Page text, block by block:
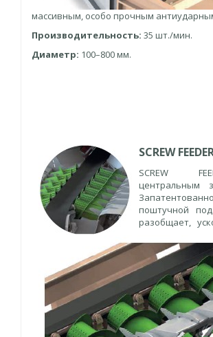
массивным, особо прочным
Производительность: 35 шт./мин.
Диаметр: 100–800 мм.
SCREW
SCREW
центральным
поштучной
разобщает,